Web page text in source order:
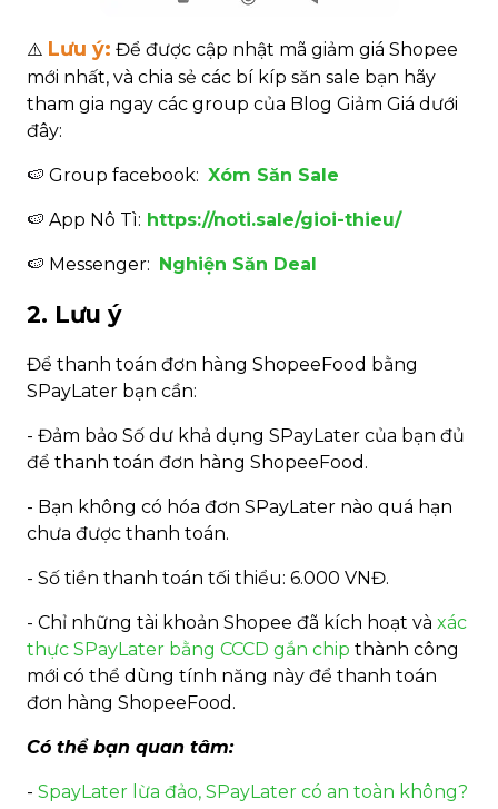
⚠️ Lưu ý: Để được cập nhật mã giảm giá Shopee
mới nhất, và chia sẻ các bí kíp săn sale bạn hãy
tham gia ngay các group của Blog Giảm Giá dưới
đây:
🍉 Group facebook: Xóm Săn Sale
🍉 App Nô Tì: https://noti.sale/gioi-thieu/
🍉 Messenger: Nghiện Săn Deal
2. Lưu ý
Để thanh toán đơn hàng ShopeeFood bằng
SPayLater bạn cần:
- Đảm bảo Số dư khả dụng SPayLater của bạn đủ
để thanh toán đơn hàng ShopeeFood.
- Bạn không có hóa đơn SPayLater nào quá hạn
chưa được thanh toán.
- Số tiền thanh toán tối thiểu: 6.000 VNĐ.
- Chỉ những tài khoản Shopee đã kích hoạt và xác
thực SPayLater bằng CCCD gắn chip thành công
mới có thể dùng tính năng này để thanh toán
đơn hàng ShopeeFood.
Có thể bạn quan tâm:
- SpayLater lừa đảo, SPayLater có an toàn không?